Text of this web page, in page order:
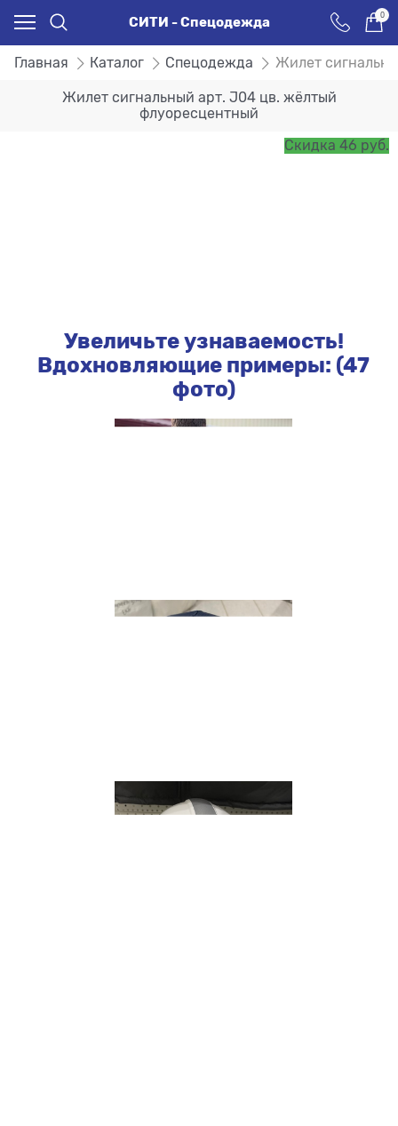
СИТИ - Спецодежда 0
Главная Каталог Спецодежда Жилет
Жилет сигнальный арт. J04 цв. жёлтый
флуоресцентный
Скидка 46 руб.
Увеличьте узнаваемость!
Вдохновляющие примеры: (47
фото)